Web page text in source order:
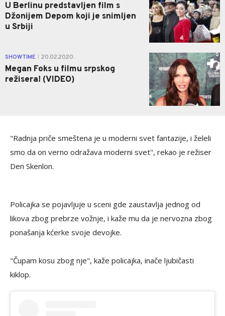
U Berlinu predstavljen film s
Džonijem Depom koji je snimljen
u Srbiji
SHOWTIME 20.02.2020.
Megan Foks u filmu srpskog
režisera! (VIDEO)
0
"Radnja priče smeštena je u moderni svet fantazije, i želeli
smo da on verno odražava moderni svet", rekao je režiser
Den Skenlon.
Policajka se pojavljuje u sceni gde zaustavlja jednog od
likova zbog prebrze vožnje, i kaže mu da je nervozna zbog
ponašanja kćerke svoje devojke.
"Čupam kosu zbog nje", kaže policajka, inače ljubičasti
kiklop.